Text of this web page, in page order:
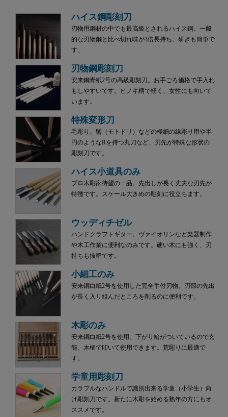
ハイス鋼彫刻刀
刃物用鋼材の中でも最高級とされるハイス鋼。一般
的な刃物鋼と比べ切れ味が3倍長持ち。研ぎも簡単で
す。
刃物鋼彫刻刀
安来鋼青紙2号の高級彫刻刀。お手ごろ価格で手入れ
もしやすいです。ヒノキ柄で軽く、女性にも向いて
います。
特殊変形刀
毛彫り、髻（モトドリ）などの極細の線彫り用や半
円のようなRを持つ丸刀など、刃先が特殊な形状の
彫刻刀です。
ハイス小道具のみ
プロ木彫家待望の一品。先出しが長く丈夫な刃先が
特徴です。スケール大きめの彫刻に役立ちます。
ウッディチゼル
ハンドクラフトギター、ヴァイオリンなど楽器制作
や木工作業に便利なのみです。硬い木にも強く、刃
持ちも抜群です。
小細工のみ
安来鋼白紙2号を使用した完全手付刃物。刃部の先出
が長く入り組んだところを削るのに便利です。
木彫のみ
安来鋼白紙2号を使用。下がり輪がついているので玄
能、木槌で叩いて使用できます。荒彫りに最適で
す。
学童用彫刻刀
カラフルなハンドルで識別出来る学童（小学生）向
け彫刻刀です。新たに木彫を始める熟年の方にもオ
ススメです。